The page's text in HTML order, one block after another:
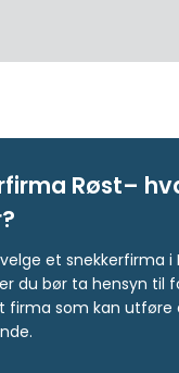
Røst–
et snekkerfirma i
du bør ta hensyn til
firma som kan utføre